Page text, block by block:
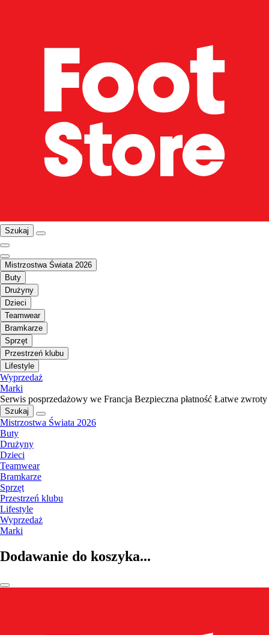
Szukaj
Mistrzostwa Świata 2026
Buty
Drużyny
Dzieci
Teamwear
Bramkarze
Sprzęt
Przestrzeń klubu
Lifestyle
Wyprzedaż
Marki
Serwis posprzedażowy we Francja Bezpieczna płatność Łatwe zwroty
Szukaj
Mistrzostwa Świata 2026
Buty
Drużyny
Dzieci
Teamwear
Bramkarze
Sprzęt
Przestrzeń klubu
Lifestyle
Wyprzedaż
Marki
Dodawanie do koszyka...